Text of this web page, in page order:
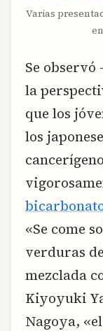
Varias
Se observó
la
que los
los
«Se come
verduras
mezclada
Kiyoyuki
Nagoya,